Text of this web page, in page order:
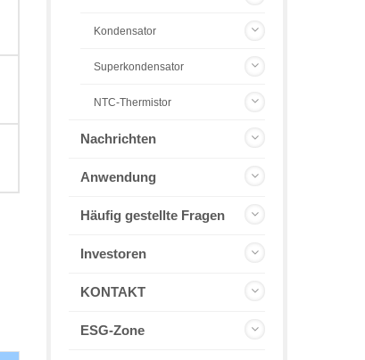
Kondensator
Superkondensator
NTC-Thermistor
Nachrichten
Anwendung
Häufig gestellte Fragen
Investoren
KONTAKT
ESG-Zone